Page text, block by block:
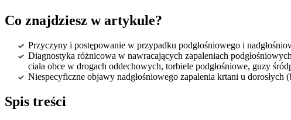
Co znajdziesz w artykule?
Przyczyny i postępowanie w przypadku podgłośniowego i
Diagnostyka różnicowa w nawracających zapaleniach
ciała obce w drogach oddechowych, torbiele podgłośniowe, guzy
Niespecyficzne objawy nadgłośniowego zapalenia krtani u dorosłych
Spis treści